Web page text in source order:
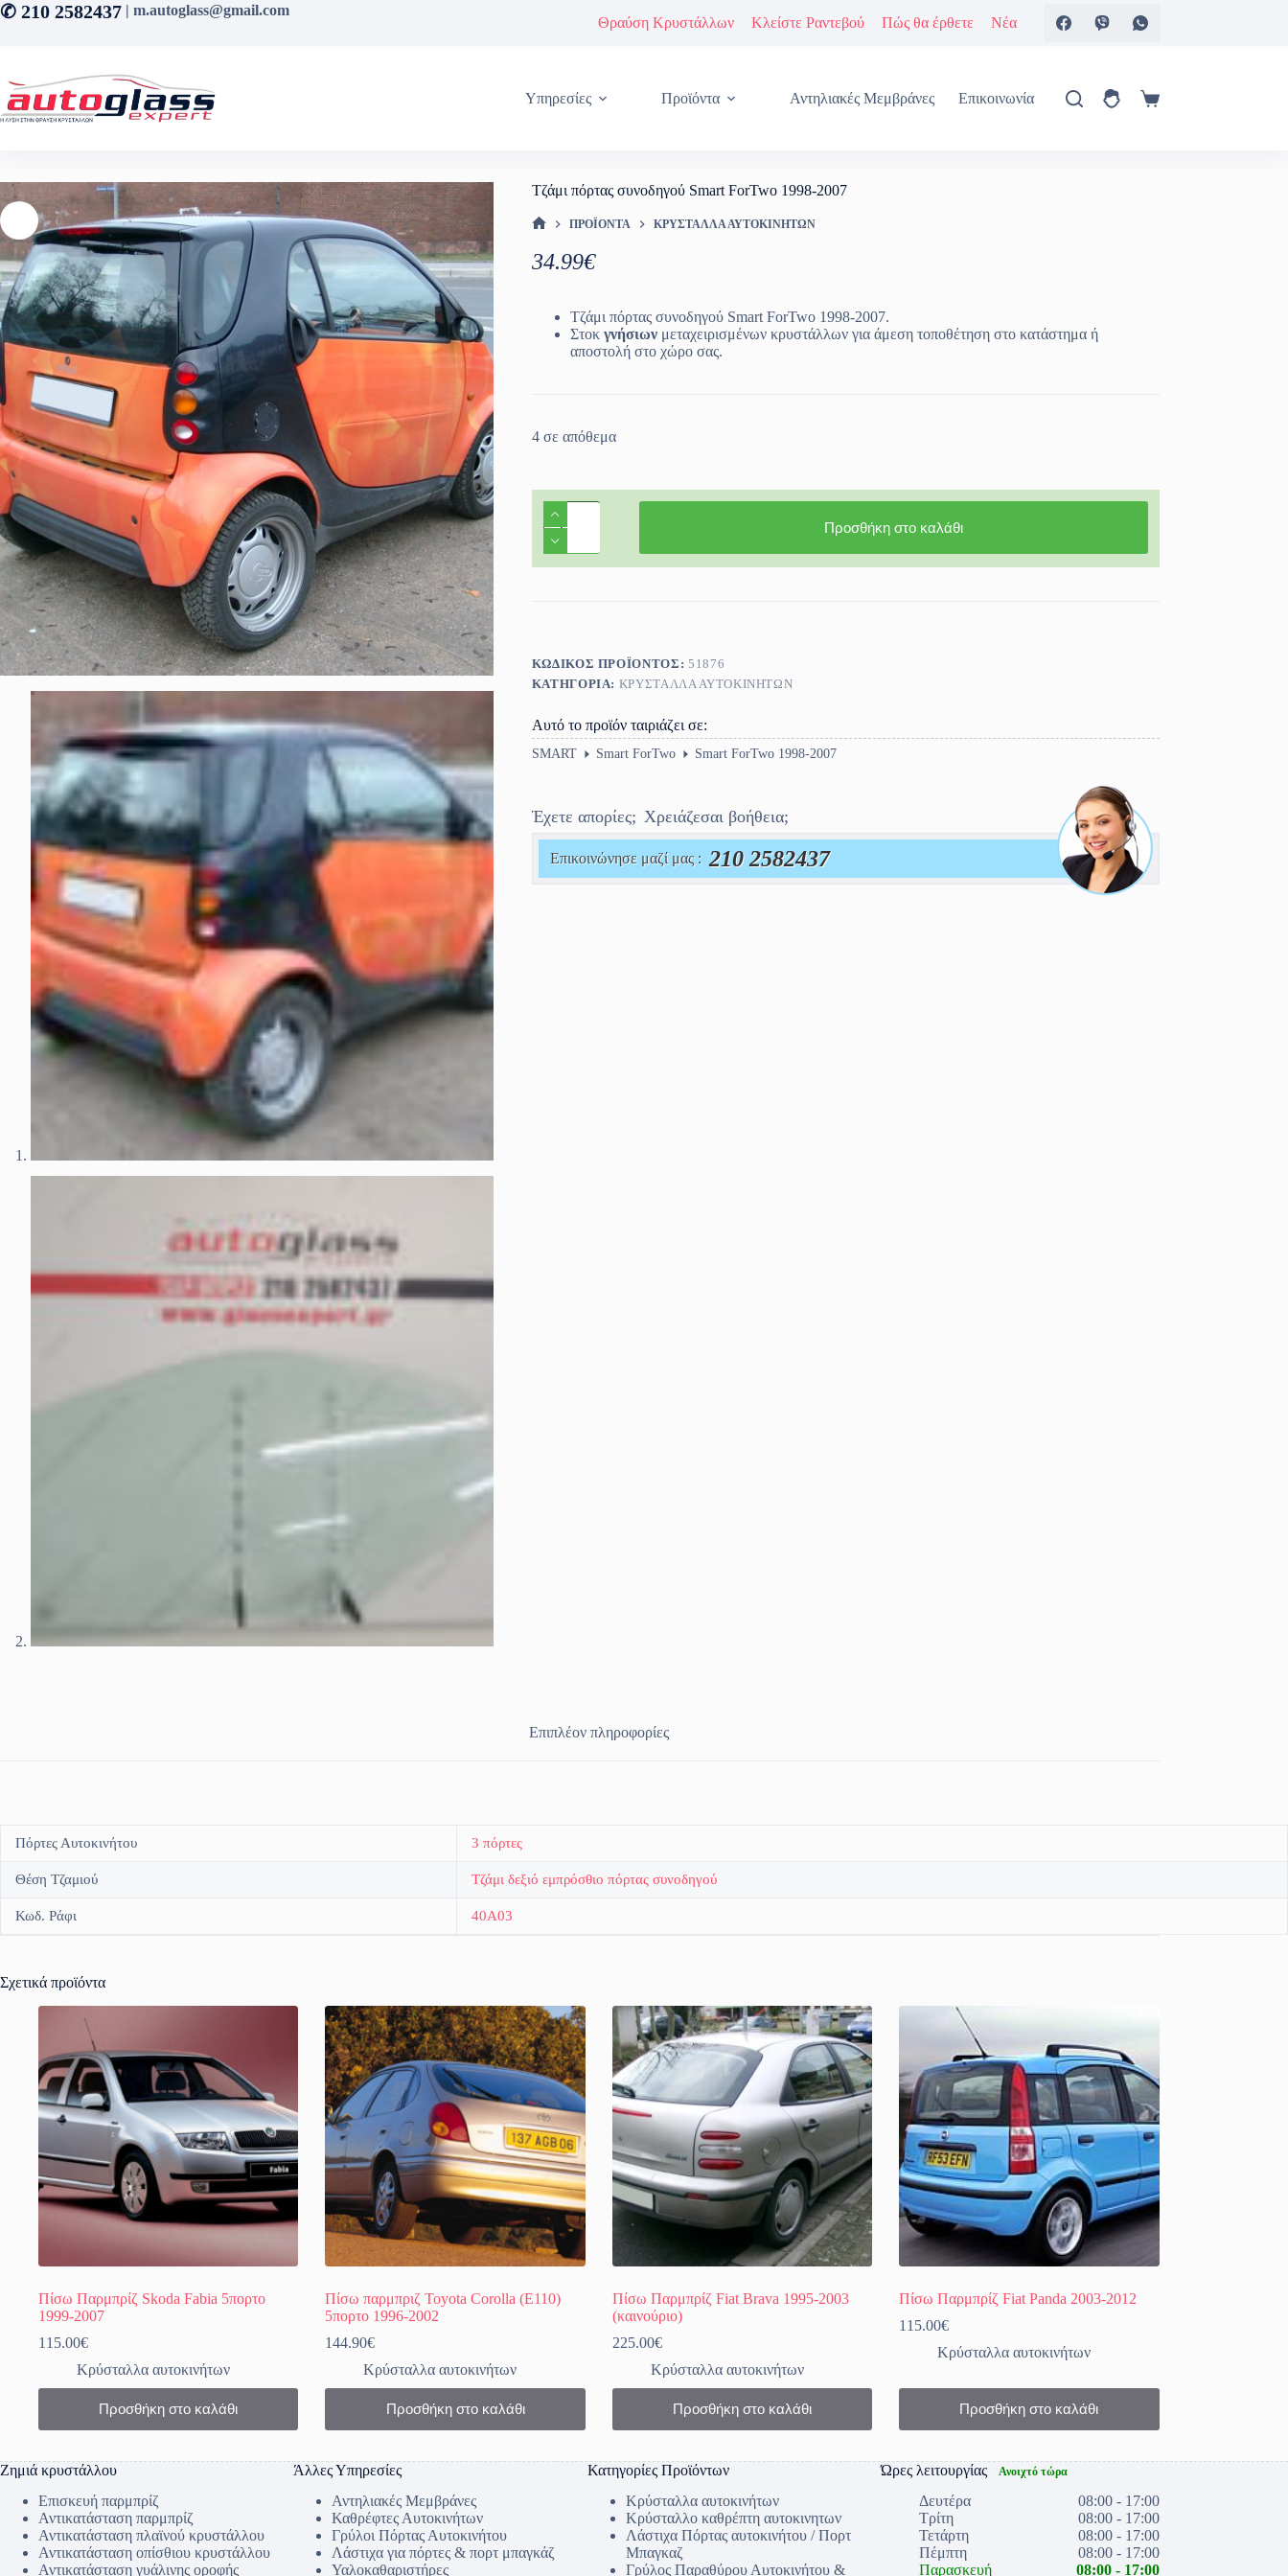
Μετάβαση
στο
✆ 210 2582437 | m.autoglass@gmail.com
Θραύση Κρυστάλλων Κλείστε Ραντεβού Πώς θα έρθετε Νέα
Υπηρεσίες Προϊόντα Αντηλιακές Μεμβράνες Επικοινωνία
Καλάθι
Τζάμι πόρτας συνοδηγού Smart ForTwo 1998-2007
ΠΡΟΪΌΝΤΑ ΚΡΎΣΤΑΛΛΑ ΑΥΤΟΚΙΝΉΤΩΝ
34.99€
Τζάμι πόρτας συνοδηγού Smart ForTwo 1998-2007.
Στοκ γνήσιωνμεταχειρισμένων κρυστάλλων για άμεση τοποθέτηση στο κατάστημα ή
αποστολή στο χώρο σας.
4 σε απόθεμα
πόρτας
συνοδηγού
Smart
Προσθήκη στο καλάθι
ΚΩΔΙΚΌΣ ΠΡΟΪΌΝΤΟΣ: 51876
ΚΑΤΗΓΟΡΊΑ: ΚΡΎΣΤΑΛΛΑ ΑΥΤΟΚΙΝΉΤΩΝ
Αυτό το προϊόν ταιριάζει σε:
SMART Smart ForTwo Smart ForTwo 1998-2007
Έχετε απορίες; Χρειάζεσαι βοήθεια;
Επικοινώνησε μαζί μας : 210 2582437
Επιπλέον πληροφορίες
Πόρτες Αυτοκινήτου 3 πόρτες
Θέση Τζαμιού Τζάμι δεξιό εμπρόσθιο πόρτας συνοδηγού
Κωδ. Ράφι 40A03
Σχετικά προϊόντα
Πίσω Παρμπρίζ Skoda Fabia 5πορτο
1999-2007
115.00€
Κρύσταλλα αυτοκινήτων
Προσθήκη στο καλάθι
Πίσω παρμπριζ Toyota Corolla (Ε110)
5πορτο 1996-2002
144.90€
Κρύσταλλα αυτοκινήτων
Προσθήκη στο καλάθι
Πίσω Παρμπρίζ Fiat Brava 1995-2003
(καινούριο)
225.00€
Κρύσταλλα αυτοκινήτων
Προσθήκη στο καλάθι
Πίσω Παρμπρίζ Fiat Panda 2003-2012
115.00€
Κρύσταλλα αυτοκινήτων
Προσθήκη στο καλάθι
Ζημιά κρυστάλλου
Επισκευή παρμπρίζ
Αντικατάσταση παρμπρίζ
Αντικατάσταση πλαϊνού κρυστάλλου
Αντικατάσταση οπίσθιου κρυστάλλου
Αντικατάσταση γυάλινης οροφής
Άλλες Υπηρεσίες
Αντηλιακές Μεμβράνες
Καθρέφτες Αυτοκινήτων
Γρύλοι Πόρτας Αυτοκινήτου
Λάστιχα για πόρτες & πορτ μπαγκάζ
Υαλοκαθαριστήρες
Κατηγορίες Προϊόντων
Κρύσταλλα αυτοκινήτων
Κρύσταλλο καθρέπτη αυτοκινητων
Λάστιχα Πόρτας αυτοκινήτου / Πορτ
Μπαγκαζ
Γρύλος Παραθύρου Αυτοκινήτου &
Ώρες λειτουργίας Ανοιχτό τώρα
Δευτέρα
08:00 - 17:00
Τρίτη
08:00 - 17:00
Τετάρτη
08:00 - 17:00
Πέμπτη
08:00 - 17:00
Παρασκευή
08:00 - 17:00